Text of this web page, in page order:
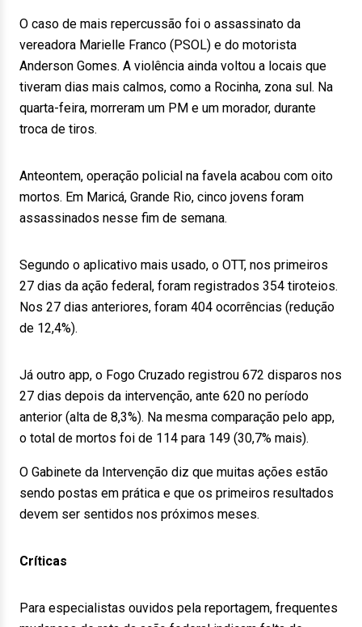
O caso de mais repercussão foi o assassinato da
vereadora Marielle Franco (PSOL) e do motorista
Anderson Gomes. A violência ainda voltou a locais que
tiveram dias mais calmos, como a Rocinha, zona sul. Na
quarta-feira, morreram um PM e um morador, durante
troca de tiros.
Anteontem, operação policial na favela acabou com oito
mortos. Em Maricá, Grande Rio, cinco jovens foram
assassinados nesse fim de semana.
Segundo o aplicativo mais usado, o OTT, nos primeiros
27 dias da ação federal, foram registrados 354 tiroteios.
Nos 27 dias anteriores, foram 404 ocorrências (redução
de 12,4%).
Já outro app, o Fogo Cruzado registrou 672 disparos nos
27 dias depois da intervenção, ante 620 no período
anterior (alta de 8,3%). Na mesma comparação pelo app,
o total de mortos foi de 114 para 149 (30,7% mais).
O Gabinete da Intervenção diz que muitas ações estão
sendo postas em prática e que os primeiros resultados
devem ser sentidos nos próximos meses.
Críticas
Para especialistas ouvidos pela reportagem, frequentes